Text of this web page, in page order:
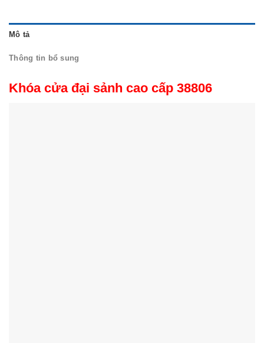
Mô tả
Thông tin bổ sung
Khóa cửa đại sảnh cao cấp 38806